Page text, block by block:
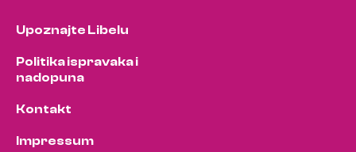
Upoznajte Libelu
Politika ispravaka i
nadopuna
Kontakt
Impressum